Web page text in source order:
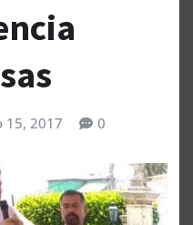
15, 2017 0